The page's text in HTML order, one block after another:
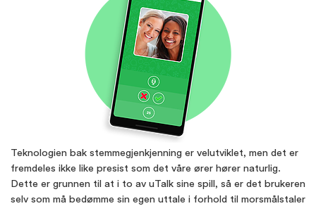
Teknologien bak stemmegjenkjenning er velutviklet, men det er
fremdeles ikke like presist som det våre ører hører naturlig.
Dette er grunnen til at i to av uTalk sine spill, så er det brukeren
selv som må bedømme sin egen uttale i forhold til morsmålstaler